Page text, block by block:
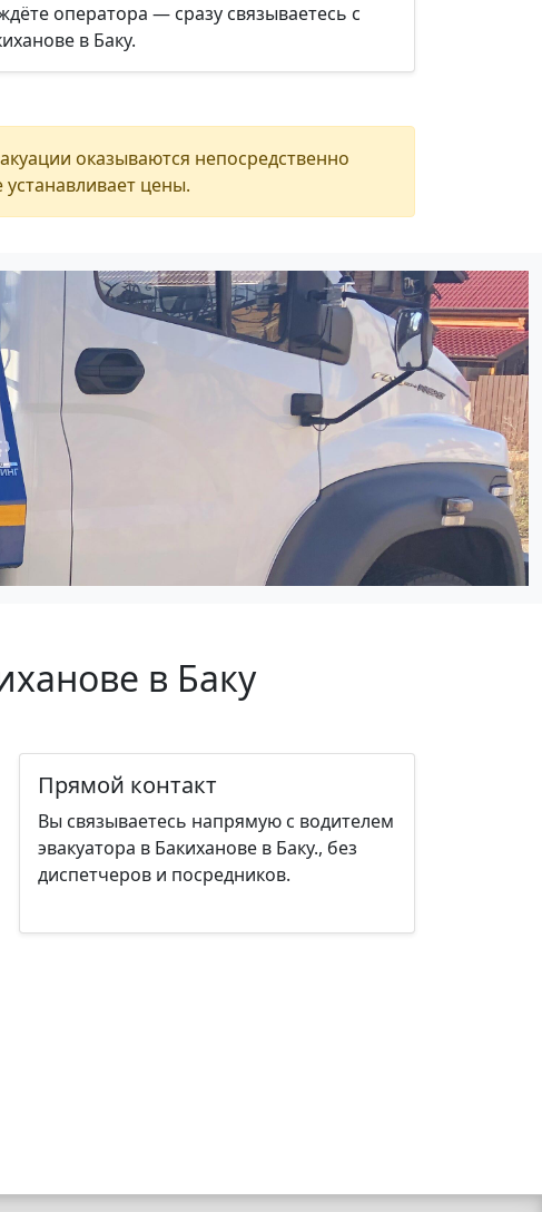
оператора — сразу связываетесь с
в Баку.
оказываются непосредственно
цены.
в Баку
Прямой контакт
Вы связываетесь напрямую с водителем
эвакуатора в Бакиханове в Баку., без
диспетчеров и посредников.